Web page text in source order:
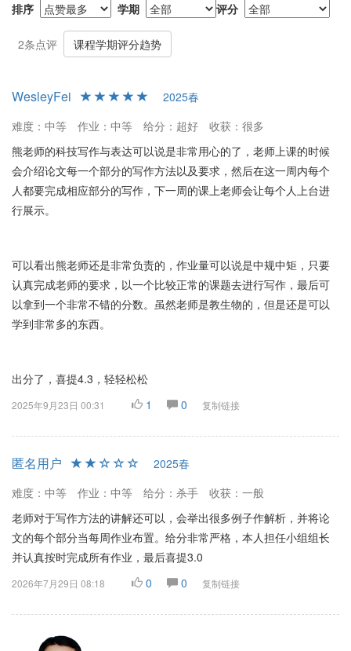
排序 学期 评分
2条点评 课程学期评分趋势
WesleyFei
2025春
难度：中等
作业：中等 给分：超好
收获：很多
熊老师的科技写作与表达可以说是非常用心的了，老师上课的时候
会介绍论文每一个部分的写作方法以及要求，然后在这一周内每个
人都要完成相应部分的写作，下一周的课上老师会让每个人上台进
行展示。
可以看出熊老师还是非常负责的，作业量可以说是中规中矩，只要
认真完成老师的要求，以一个比较正常的课题去进行写作，最后可
以拿到一个非常不错的分数。虽然老师是教生物的，但是还是可以
学到非常多的东西。
出分了，喜提4.3，轻轻松松
2025年9月23日 00:31 1 0 复制链接
匿名用户
2025春
难度：中等
作业：中等 给分：杀手
收获：一般
老师对于写作方法的讲解还可以，会举出很多例子作解析，并将论
文的每个部分当每周作业布置。给分非常严格，本人担任小组组长
并认真按时完成所有作业，最后喜提3.0
2026年7月29日 08:18 0 0 复制链接